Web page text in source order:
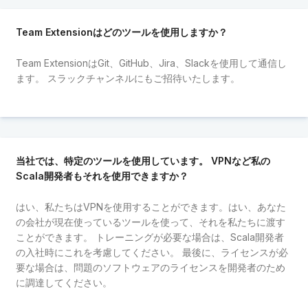
Team Extensionはどのツールを使用しますか？
Team ExtensionはGit、GitHub、Jira、Slackを使用して通信し
ます。 スラックチャンネルにもご招待いたします。
当社では、特定のツールを使用しています。 VPNなど私の
Scala開発者もそれを使用できますか？
はい、私たちはVPNを使用することができます。はい、あなた
の会社が現在使っているツールを使って、それを私たちに渡す
ことができます。 トレーニングが必要な場合は、Scala開発者
の入社時にこれを考慮してください。 最後に、ライセンスが必
要な場合は、問題のソフトウェアのライセンスを開発者のため
に調達してください。